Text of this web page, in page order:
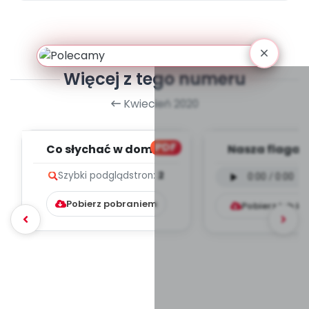
Więcej z tego numeru
Kwiecień 2020
PDF
Co słychać w domu?
Szybki podglądstron: 2
Pobierz pobraniem
Nasza flaga
mp3)
Pobierz lub